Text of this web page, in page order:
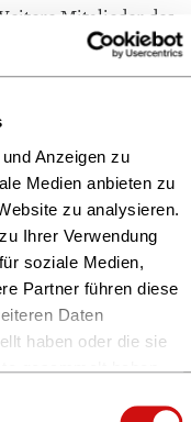
Anzeigen zu
Medien anbieten zu
zu analysieren.
Ihrer Verwendung
soziale Medien,
Partner führen diese
Daten
haben oder die sie
gesammelt haben.
Mitglieder des
(Programmchef
(Präsident
Nadja Kneissler
Hamburg), Prof.
Universität zu
des Stiftungsrates
Friderichs, die
ist und